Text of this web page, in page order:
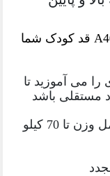
با چهارپایه های کودک یار آفیکو کد A400 قد کودک شما
می آموزید تا
مستقلی باشد
دارای کفپوش ضد لغزش است و تحمل وزن تا 70 کیلو